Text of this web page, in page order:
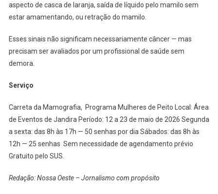
aspecto de casca de laranja, saída de líquido pelo mamilo sem
estar amamentando, ou retração do mamilo.
Esses sinais não significam necessariamente câncer — mas
precisam ser avaliados por um profissional de saúde sem
demora.
Serviço
Carreta da Mamografia, Programa Mulheres de Peito Local: Área
de Eventos de Jandira Período: 12 a 23 de maio de 2026 Segunda
a sexta: das 8h às 17h — 50 senhas por dia Sábados: das 8h às
12h — 25 senhas Sem necessidade de agendamento prévio
Gratuito pelo SUS.
Redação: Nossa Oeste – Jornalismo com propósito